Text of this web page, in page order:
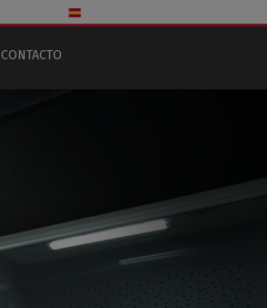
CONTACTO